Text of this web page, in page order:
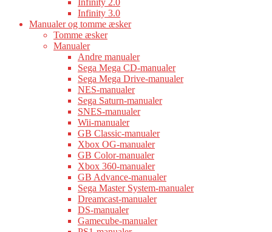
Infinity 2.0
Infinity 3.0
Manualer og tomme æsker
Tomme æsker
Manualer
Andre manualer
Sega Mega CD-manualer
Sega Mega Drive-manualer
NES-manualer
Sega Saturn-manualer
SNES-manualer
Wii-manualer
GB Classic-manualer
Xbox OG-manualer
GB Color-manualer
Xbox 360-manualer
GB Advance-manualer
Sega Master System-manualer
Dreamcast-manualer
DS-manualer
Gamecube-manualer